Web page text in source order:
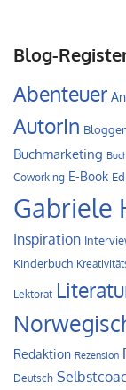
Blog-
Abenteuer
AutorIn
Buchmarketing
Coworking E-Book
Gabriele
Inspiration
Kinderbuch
Lektorat
Redaktion Rezension
Deutsch